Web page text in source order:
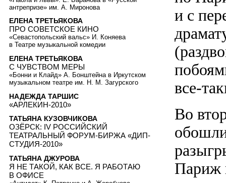
и с
все-
Во
Париж
антрепризе» им. А. Миронова
ЕЛЕНА ТРЕТЬЯКОВА
ПРО СОВЕТСКОЕ КИНО
«Севастопольский вальс» И. Коняева
в Театре музыкальной комедии
ЕЛЕНА ТРЕТЬЯКОВА
С ЧУВСТВОМ МЕРЫ
«Бонни и Клайд» А. Бонштейна в Иркутском
музыкальном театре им. Н. М. Загурского
НАДЕЖДА ТАРШИС
«АРЛЕКИН-2010»
ТАТЬЯНА КУЗОВЧИКОВА
ОЗЁРСК: IV РОССИЙСКИЙ
ТЕАТРАЛЬНЫЙ ФОРУМ-БИРЖА «ДИП-
СТУДИЯ-2010»
ТАТЬЯНА ДЖУРОВА
Я НЕ ТАКОЙ, КАК ВСЕ. Я РАБОТАЮ
В ОФИСЕ